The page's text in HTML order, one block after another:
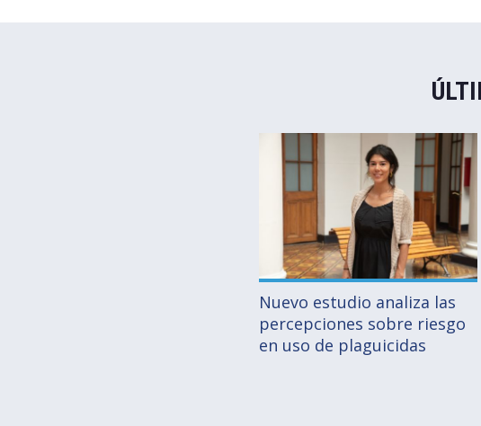
Nuevo estudio analiza las
percepciones sobre riesgo
en uso de plaguicidas